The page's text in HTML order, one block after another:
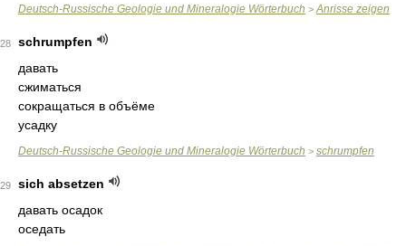
Deutsch-Russische Geologie und Mineralogie Wörterbuch > Anrisse zeigen
28
schrumpfen
давать
сжиматься
сокращаться в объёме
усадку
Deutsch-Russische Geologie und Mineralogie Wörterbuch > schrumpfen
29
sich absetzen
давать осадок
оседать